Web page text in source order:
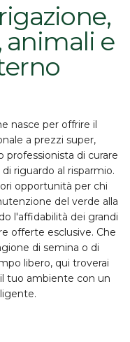
animali e
nasce per offrire il
a prezzi super,
di curare
riguardo al risparmio.
opportunità per chi
del verde alla
l'affidabilità dei grandi
offerte esclusive. Che
di semina o di
libero, qui troverai
tuo ambiente con un